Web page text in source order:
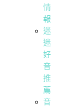
情
報
迷
迷
好
音
推
薦
音